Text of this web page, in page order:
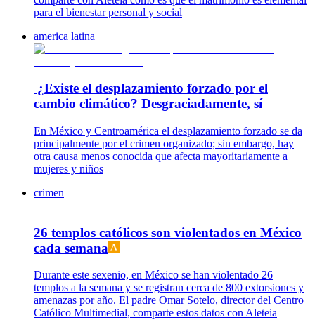
para el bienestar personal y social
america latina
¿Existe el desplazamiento forzado por el
cambio climático? Desgraciadamente, sí
En México y Centroamérica el desplazamiento forzado se da
principalmente por el crimen organizado; sin embargo, hay
otra causa menos conocida que afecta mayoritariamente a
mujeres y niños
crimen
26 templos católicos son violentados en México
cada semana
Durante este sexenio, en México se han violentado 26
templos a la semana y se registran cerca de 800 extorsiones y
amenazas por año. El padre Omar Sotelo, director del Centro
Católico Multimedial, comparte estos datos con Aleteia